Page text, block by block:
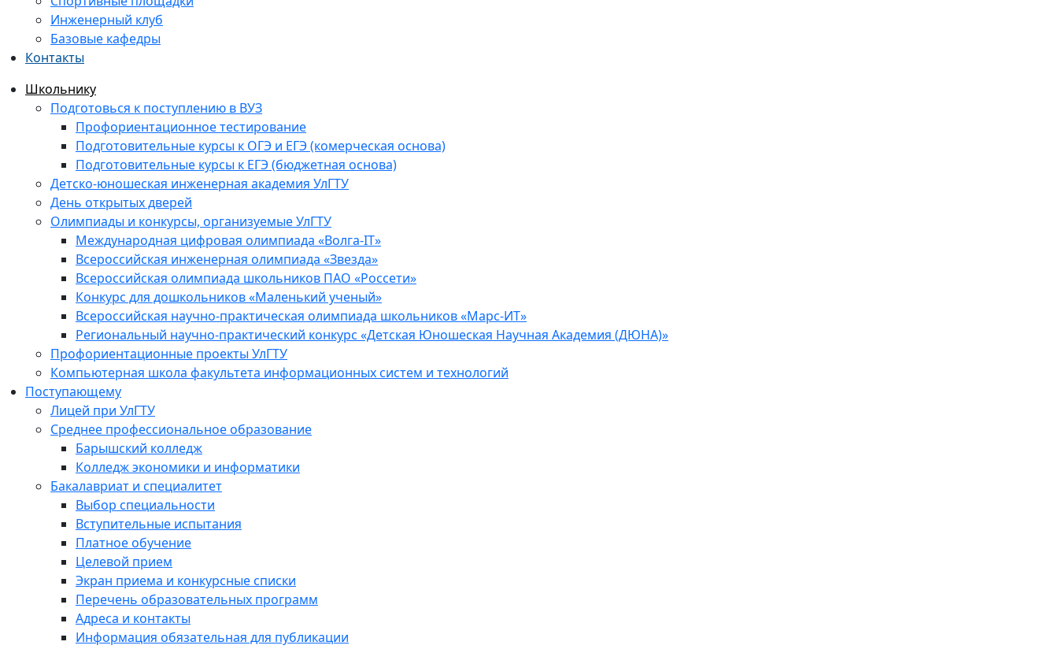
Инженерный клуб
Базовые кафедры
Контакты
Школьнику
Подготовься к поступлению в ВУЗ
Профориентационное тестирование
Подготовительные курсы к ОГЭ и ЕГЭ (комерческая основа)
Подготовительные курсы к ЕГЭ (бюджетная основа)
Детско-юношеская инженерная академия УлГТУ
День открытых дверей
Олимпиады и конкурсы, организуемые УлГТУ
Международная цифровая олимпиада «Волга-IT»
Всероссийская инженерная олимпиада «Звезда»
Всероссийская олимпиада школьников ПАО «Россети»
Конкурс для дошкольников «Маленький ученый»
Всероссийская научно-практическая олимпиада школьников «Марс-ИТ»
Региональный научно-практический конкурс «Детская Юношеская Научная Академия (ДЮНА)»
Профориентационные проекты УлГТУ
Компьютерная школа факультета информационных систем и технологий
Поступающему
Лицей при УлГТУ
Среднее профессиональное образование
Барышский колледж
Колледж экономики и информатики
Бакалавриат и специалитет
Выбор специальности
Вступительные испытания
Платное обучение
Целевой прием
Экран приема и конкурсные списки
Перечень образовательных программ
Адреса и контакты
Информация обязательная для публикации